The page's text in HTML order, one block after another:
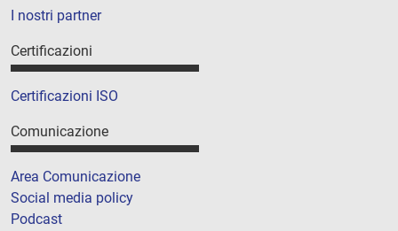
I nostri partner
Certificazioni
Certificazioni ISO
Comunicazione
Area Comunicazione
Social media policy
Podcast